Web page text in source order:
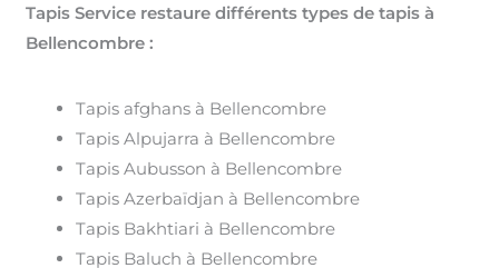
Tapis Service restaure différents types de tapis à
Bellencombre :
Tapis afghans à Bellencombre
Tapis Alpujarra à Bellencombre
Tapis Aubusson à Bellencombre
Tapis Azerbaïdjan à Bellencombre
Tapis Bakhtiari à Bellencombre
Tapis Baluch à Bellencombre